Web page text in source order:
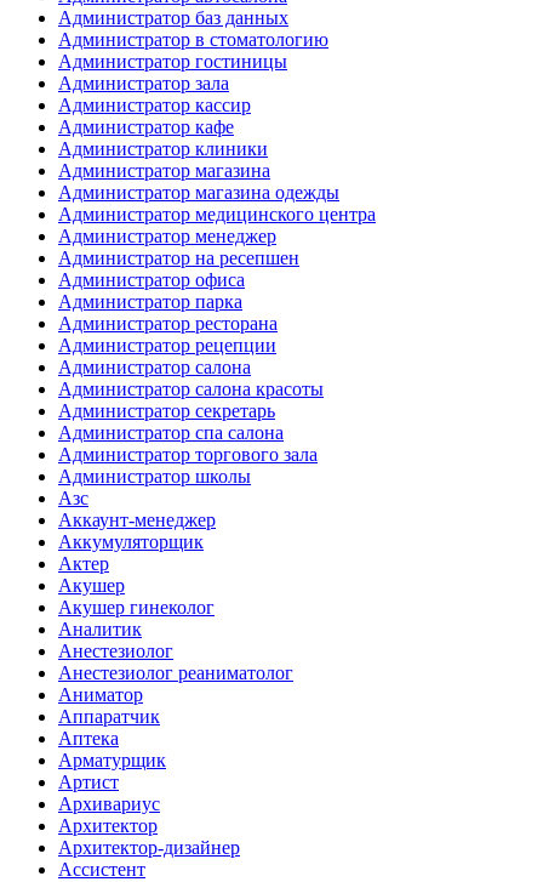
Администратор баз данных
Администратор в стоматологию
Администратор гостиницы
Администратор зала
Администратор кассир
Администратор кафе
Администратор клиники
Администратор магазина
Администратор магазина одежды
Администратор медицинского центра
Администратор менеджер
Администратор на ресепшен
Администратор офиса
Администратор парка
Администратор ресторана
Администратор рецепции
Администратор салона
Администратор салона красоты
Администратор секретарь
Администратор спа салона
Администратор торгового зала
Администратор школы
Азс
Аккаунт-менеджер
Аккумуляторщик
Актер
Акушер
Акушер гинеколог
Аналитик
Анестезиолог
Анестезиолог реаниматолог
Аниматор
Аппаратчик
Аптека
Арматурщик
Артист
Архивариус
Архитектор
Архитектор-дизайнер
Ассистент